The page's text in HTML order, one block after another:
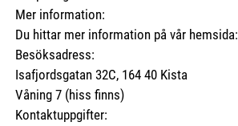
Mer information:
Du hittar mer information på vår hemsida:
Besöksadress:
Isafjordsgatan 32C, 164 40 Kista
Våning 7 (hiss finns)
Kontaktuppgifter: